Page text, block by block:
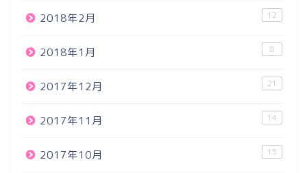
2018年2月 12
2018年1月 8
2017年12月 21
2017年11月 14
2017年10月 15